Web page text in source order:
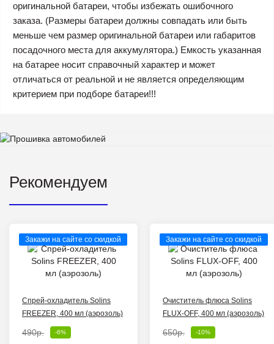
оригинальной батареи, чтобы избежать ошибочного
заказа. (Размеры батареи должны совпадать или быть
меньше чем размер оригинальной батареи или габаритов
посадочного места для аккумулятора.) Емкость указанная
на батарее носит справочный характер и может
отличаться от реальной и не является определяющим
критерием при подборе батареи!!!
Рекомендуем
Закажи на сайте со скидкой
Спрей-охладитель Solins
FREEZER, 400 мл (аэрозоль)
490р. -6%
Закажи на сайте со скидкой
Очиститель флюса Solins
FLUX-OFF, 400 мл (аэрозоль)
650р. -10%